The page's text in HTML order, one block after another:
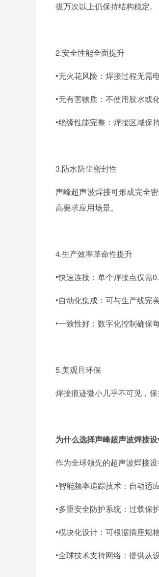
拔万次以上仍保持结构稳定。
2.安全性能全面提升
•无火花风险： 焊接过程无需
•无有害物质： 不使用胶水或
•绝缘性能完整： 焊接区域保
3.防水防尘密封性
声峰超声波焊接可形成完全
高要求应用场景。
4.生产效率革命性提升
•快速连接： 单个焊接点仅需
•自动化集成： 可与生产线完
•一致性好： 数字化控制确保
5.美观且环保
焊接痕迹微小几乎不可见，
为什么选择声峰超声波焊接设
作为全球领先的超声波焊接设
•智能频率追踪技术： 自动适
•多重安全防护系统： 过载保
•模块化设计： 可根据插座规
•全球技术支持网络： 提供从